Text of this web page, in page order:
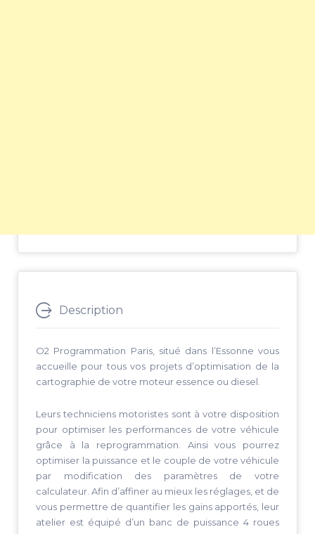
Description
O2 Programmation Paris, situé dans l’Essonne vous
accueille pour tous vos projets d’optimisation de la
cartographie de votre moteur essence ou diesel.
Leurs techniciens motoristes sont à votre disposition
pour optimiser les performances de votre véhicule
grâce à la reprogrammation. Ainsi vous pourrez
optimiser la puissance et le couple de votre véhicule
par modification des paramètres de votre
calculateur. Afin d’affiner au mieux les réglages, et de
vous permettre de quantifier les gains apportés, leur
atelier est équipé d’un banc de puissance 4 roues